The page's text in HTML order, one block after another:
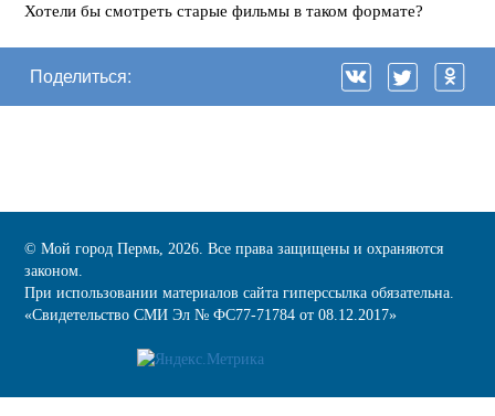
Хотели бы смотреть старые фильмы в таком формате?
Поделиться:
© Мой город Пермь, 2026. Все права защищены и охраняются
законом.
При использовании материалов сайта гиперссылка обязательна.
«Cвидетельство СМИ Эл № ФС77-71784 от 08.12.2017»